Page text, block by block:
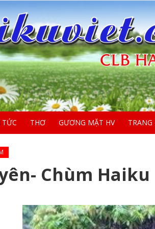
THƠ GƯƠNG MẶT HV
Chùm Haiku